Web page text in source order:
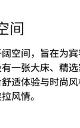
间
空间，旨在为
一张大床、精
适体验与时尚
风情。